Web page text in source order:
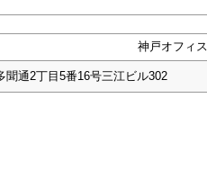
神戸オフィス
聞通2丁目5番16号三江ビル302